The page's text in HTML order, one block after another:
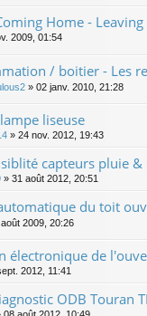
Home -
2009, 01:54
/ boitier - Les
» 02 janv. 2010, 21:28
liseuse
» 24 nov. 2012, 19:43
capteurs pluie
» 31 août 2012, 20:51
du toit
août 2009, 20:26
électronique de
2012, 11:41
ODB Touran